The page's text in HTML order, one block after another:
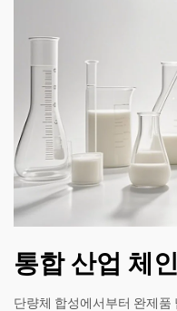
통합 산업 체
단량체 합성에서부터 완제품